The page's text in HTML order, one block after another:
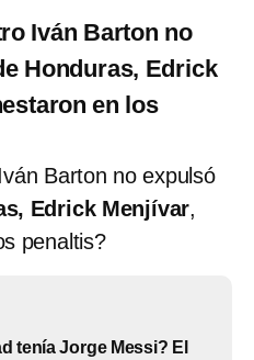
Iván Barton no
Honduras, Edrick
en los
Barton no expulsó
Edrick Menjívar,
penaltis?
tenía Jorge Messi? El